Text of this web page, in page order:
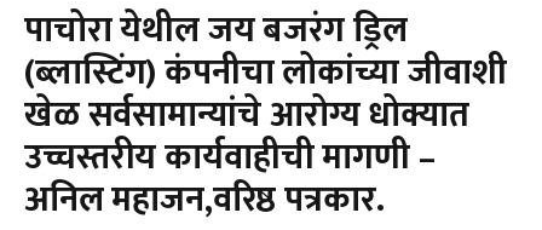
पाचोरा येथील जय बजरंग ड्रिल
(ब्लास्टिंग) कंपनीचा लोकांच्या जीवाशी
खेळ सर्वसामान्यांचे आरोग्य धोक्यात
उच्चस्तरीय कार्यवाहीची मागणी –
अनिल महाजन,वरिष्ठ पत्रकार.